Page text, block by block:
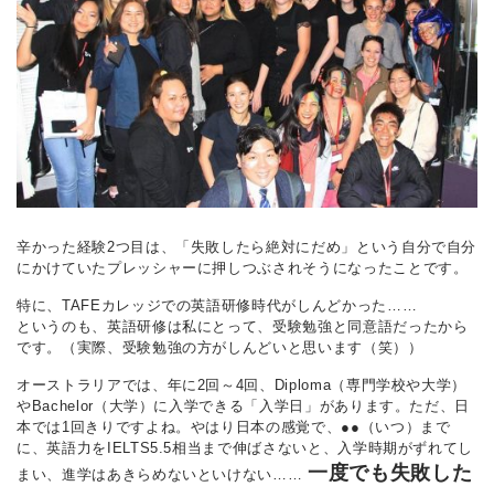
辛かった経験2つ目は、「失敗したら絶対にだめ」という自分で自分
にかけていたプレッシャーに押しつぶされそうになったことです。
特に、TAFEカレッジでの英語研修時代がしんどかった……
というのも、英語研修は私にとって、受験勉強と同意語だったから
です。（実際、受験勉強の方がしんどいと思います（笑））
オーストラリアでは、年に2回～4回、Diploma（専門学校や大学）
やBachelor（大学）に入学できる「入学日」があります。ただ、日
本では1回きりですよね。やはり日本の感覚で、●●（いつ）まで
に、英語力をIELTS5.5相当まで伸ばさないと、入学時期がずれてし
まい、進学はあきらめないといけない…… 一度でも失敗した